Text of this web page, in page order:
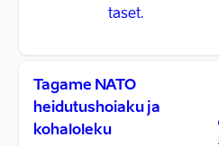
taset.
Tagame NATO
heidutushoiaku ja
kohaloleku